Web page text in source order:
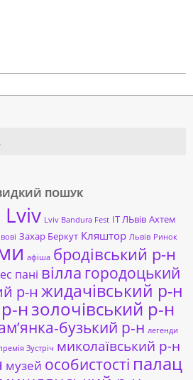
ПОШУК
Lviv Bandura Fest ІТ ЛЬвів Ахтем
Захар Беркут Кляштор Львів Ринок
афіша бродівський р-н
пані вілла городоцький
р-н жидачівський р-н
нзолочівський р-н
бузький р-н легенди
Зустріч миколаївський р-н
музей особистості палац